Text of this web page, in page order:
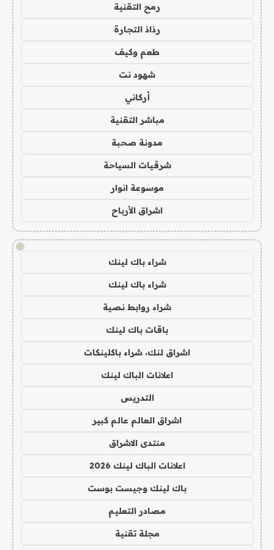
رمح التقنية
رذاذ التجارة
طعم وكيف
شهود نت
أركاني
مباشر التقنية
مدونة صحبة
شرقيات السياحة
موسوعة انوار
اشراق الأرباح
!
شراء باك لينك
شراء باك لينك
شراء روابط نصية
باقات باك لينك
اشراق لنك، شراء باكلينكات
اعلانات الباك لينك
التدريس
اشراق العالم عالم كبير
منتدى الاشراق
اعلانات الباك لينك 2026
باك لينك وجيست بوست
مصادر التعليم
مجلة تقنية